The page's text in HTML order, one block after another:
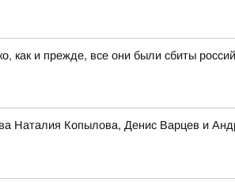
как и прежде, все они были сбиты
Наталия Копылова, Денис Варцев и